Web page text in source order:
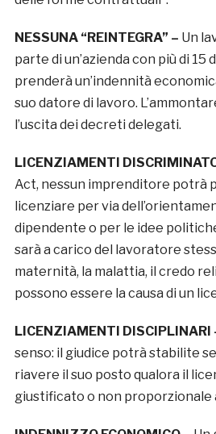
NESSUNA “REINTEGRA” – Un
parte di un’azienda con più di
prenderà un’indennità
suo datore di lavoro.
l’uscita dei decreti delegati.
LICENZIAMENTI
Act, nessun imprenditore potrà
licenziare per via
dipendente o per le idee
sarà a carico del lavoratore
maternità, la malattia, il credo
possono essere la causa di un
LICENZIAMENTI DISCIPLINARI
senso: il giudice potrà stabilite
riavere il suo posto qualora il
giustificato o non proporzionale